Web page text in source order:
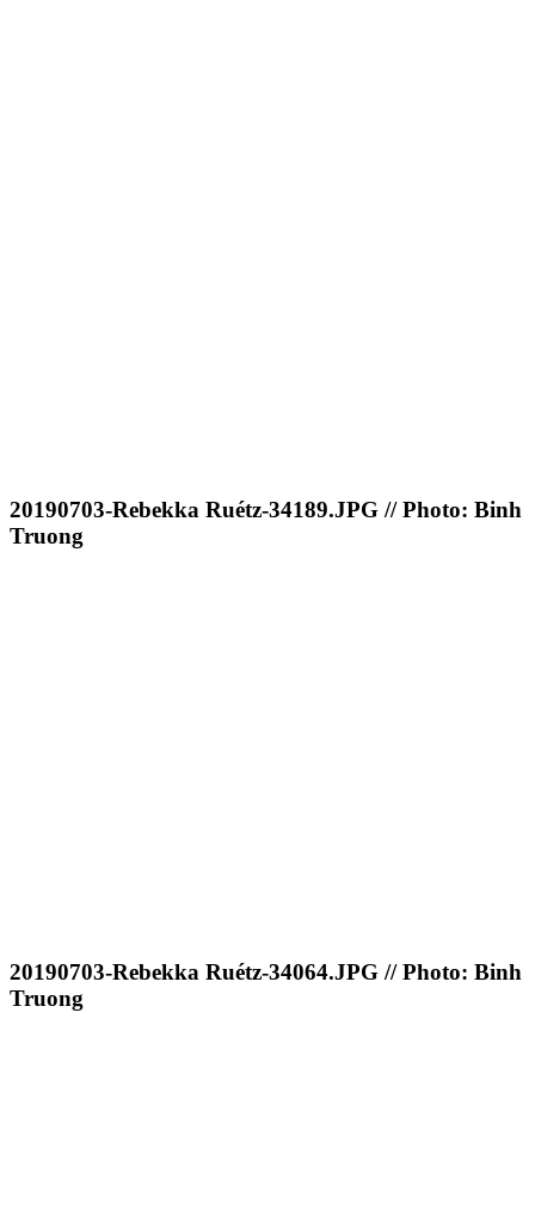
20190703-Rebekka Ruétz-34189.JPG // Photo: Binh
Truong
20190703-Rebekka Ruétz-34064.JPG // Photo: Binh
Truong